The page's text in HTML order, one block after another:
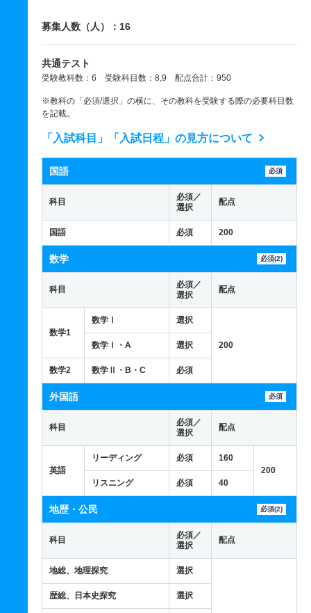
募集人数（人）：16
共通テスト
受験教科数：6 受験科目数：8,9 配点合計：950
※教科の「必須/選択」の横に、その教科を受験する際の必要科目数
を記載。
「入試科目」「入試日程」の見方について
国語 必須
科目
必須／
選択
配点
国語 必須 200
数学 必須(2)
科目
必須／
選択
配点
数学1
数学Ⅰ 選択
200
数学Ⅰ・A 選択
数学2 数学Ⅱ・B・C 必須
外国語 必須
科目
必須／
選択
配点
英語
リーディング 必須
160
200
リスニング
必須 40
地歴・公民 必須(2)
科目
必須／
選択
配点
地総、地理探究 選択
歴総、日本史探究 選択